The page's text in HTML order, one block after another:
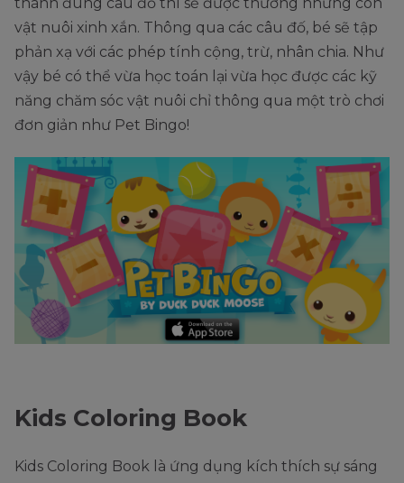
vật nuôi xinh xắn. Thông qua các câu đố, bé sẽ tập
phản xạ với các phép tính cộng, trừ, nhân chia. Như
vậy bé có thể vừa học toán lại vừa học được các kỹ
năng chăm sóc vật nuôi chỉ thông qua một trò chơi
đơn giản như Pet Bingo!
Kids Coloring Book
Kids Coloring Book là ứng dụng kích thích sự sáng